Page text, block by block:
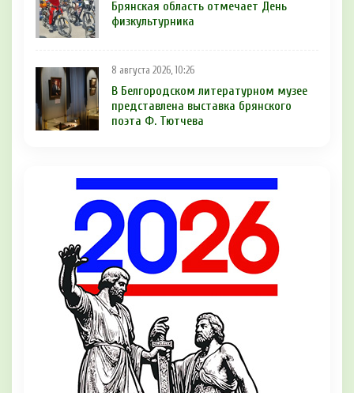
Брянская область отмечает День
физкультурника
8 августа 2026, 10:26
В Белгородском литературном музее
представлена выставка брянского
поэта Ф. Тютчева